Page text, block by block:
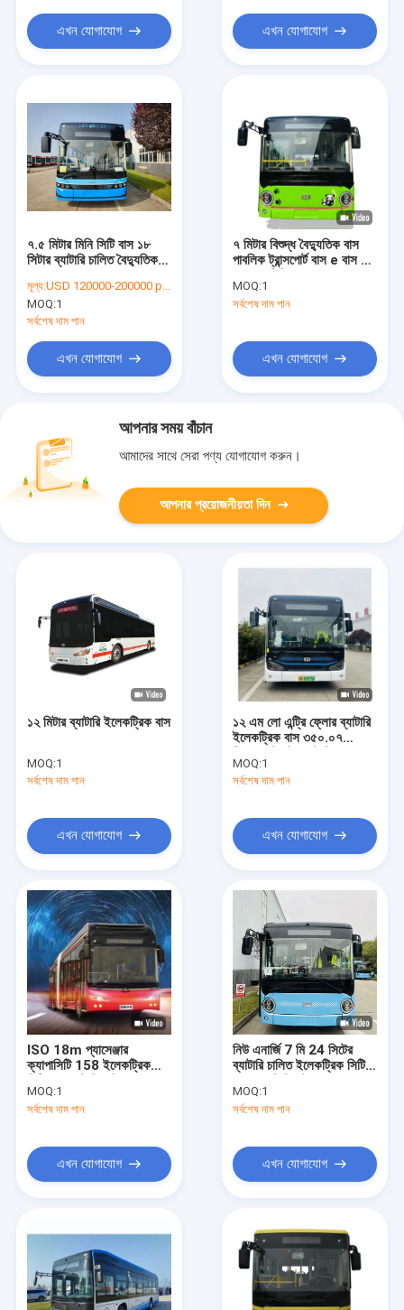
আমাদের সম্বন্ধে
এখন যোগাযোগ এখন যোগাযোগ
৭.৫ মিটার মিনি সিটি বাস ১৮
সিটার ব্যাটারি চালিত বৈদ্যুতিক
মূল্য:USD 120000-200000 per unit
MOQ:1
সর্বশেষ দাম পান
এখন যোগাযোগ
৭ মিটার বিশুদ্ধ বৈদ্যুতিক বাস
পাবলিক ট্রান্সপোর্ট বাস e বাস ২৪
MOQ:1
সর্বশেষ দাম পান
এখন যোগাযোগ
আপনার সময় বাঁচান
আমাদের সাথে সেরা পণ্য যোগাযোগ করুন।
আপনার প্রয়োজনীয়তা দিন
১২ মিটার ব্যাটারি ইলেকট্রিক বাস
MOQ:1
সর্বশেষ দাম পান
এখন যোগাযোগ
১২ এম লো এন্ট্রি ফ্লোর ব্যাটারি
ইলেকট্রিক বাস ৩৫০.০৭
২৮০-৬৫০ কিমি ড্রাইভিং রেঞ্জ
সহ
MOQ:1
সর্বশেষ দাম পান
এখন যোগাযোগ
ISO 18m প্যাসেঞ্জার
ক্যাপাসিটি 158 ইলেকট্রিক
MOQ:1
সর্বশেষ দাম পান
এখন যোগাযোগ
নিউ এনার্জি 7 মি 24 সিটের
ব্যাটারি চালিত ইলেকট্রিক সিটি
MOQ:1
সর্বশেষ দাম পান
এখন যোগাযোগ